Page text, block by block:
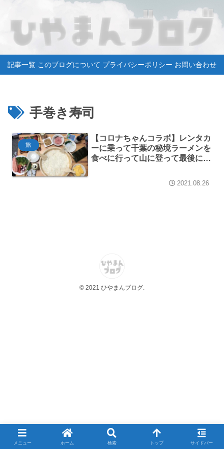
記事一覧 このブログについて プライバシーポリシー お問い合わせ
手巻き寿司
旅
【コロナちゃんコラボ】レンタカ
ーに乗って千葉の秘境ラーメンを
食べに行って山に登って最後に手
2021.08.26
© 2021 ひやまんブログ.
メニュー ホーム 検索 トップ サイドバー